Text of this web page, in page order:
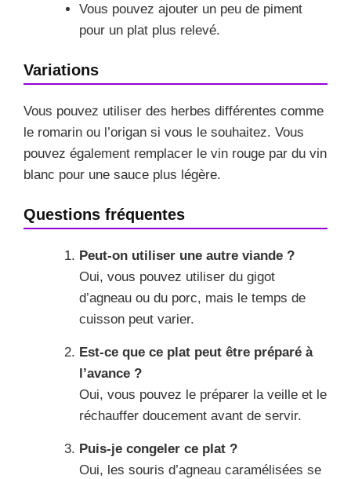
Vous pouvez ajouter un peu de piment
pour un plat plus relevé.
Variations
Vous pouvez utiliser des herbes différentes comme
le romarin ou l’origan si vous le souhaitez. Vous
pouvez également remplacer le vin rouge par du vin
blanc pour une sauce plus légère.
Questions fréquentes
Peut-on utiliser une autre viande ?
Oui, vous pouvez utiliser du gigot
d’agneau ou du porc, mais le temps de
cuisson peut varier.
Est-ce que ce plat peut être préparé à
l’avance ?
Oui, vous pouvez le préparer la veille et le
réchauffer doucement avant de servir.
Puis-je congeler ce plat ?
Oui, les souris d’agneau caramélisées se